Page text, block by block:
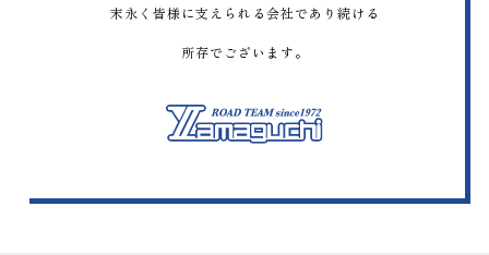
末永く皆様に支えられる会社であり続ける
所存でございます。